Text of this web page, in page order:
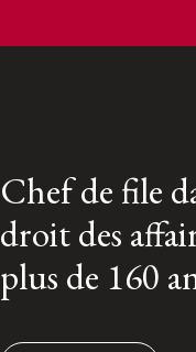
Chef de file
droit des
plus de 160